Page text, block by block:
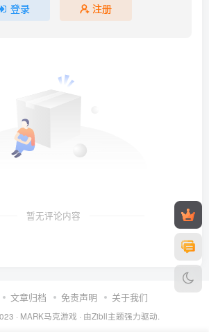
登录 注册
暂无评论内容
文章归档 免责声明 关于我们
· MARK马克游戏 · 由Zibll主题强力驱动.